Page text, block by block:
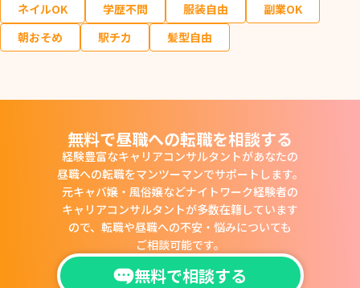
ネイルOK 学歴不問 服装自由
副業OK
朝おそめ
駅チカ 髪型自由
無料で昼職への転職を相談する
経験豊富なキャリアコンサルタントがあなたの
昼職への転職をマンツーマンでサポートします。
元キャバ嬢・風俗嬢などナイトワーク経験者の
キャリアコンサルタントが多数在籍しています
ので、 転職や昼職への不安・悩みについても
ご相談可能です。
無料で相談する